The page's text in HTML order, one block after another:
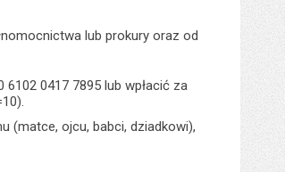
lub prokury oraz od
0417 7895 lub wpłacić za
(matce, ojcu, babci, dziadkowi),